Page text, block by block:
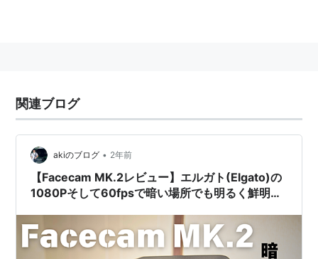
関連ブログ
akiのブログ • 2年前
【Facecam MK.2レビュー】エルガト(Elgato)の
1080Pそして60fpsで暗い場所でも明るく鮮明に